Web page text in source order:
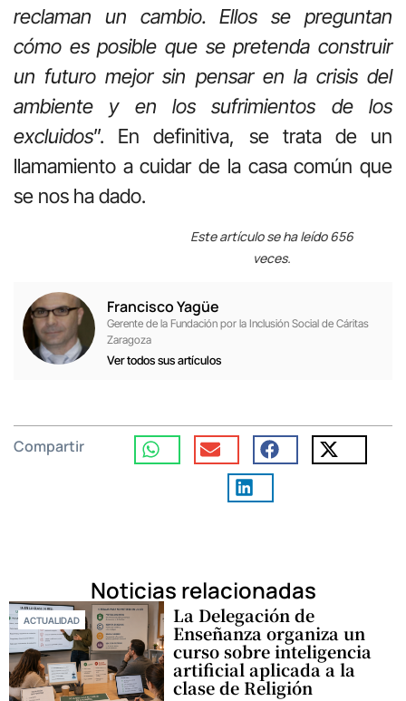
reclaman un cambio. Ellos se preguntan
cómo es posible que se pretenda construir
un futuro mejor sin pensar en la crisis del
ambiente y en los sufrimientos de los
excluidos”. En definitiva, se trata de un
llamamiento a cuidar de la casa común que
se nos ha dado.
Este artículo se ha leído 656
veces.
Francisco Yagüe
Gerente de la Fundación por la Inclusión Social de Cáritas
Zaragoza
Ver todos sus artículos
Compartir
Noticias relacionadas
ACTUALIDAD La Delegación de
Enseñanza organiza un
curso sobre inteligencia
artificial aplicada a la
clase de Religión